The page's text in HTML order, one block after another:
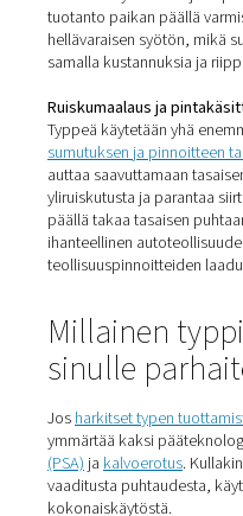
Laserleikkaus ja
Laserleikkauksessa
estämiseksi ja
saavuttamiseksi –
alumiinille. Tuotanto
keskeytymättömän
estää tyhjien
aiheuttamat
Typellä on
ainoastaan säiliöiden
varastoinnin aikana,
suojaamaan
päälläpanimot
tasalaatuista,
vaiheeseen.